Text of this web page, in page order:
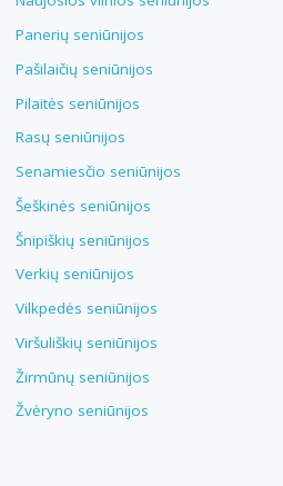
Panerių seniūnijos
Pašilaičių seniūnijos
Pilaitės seniūnijos
Rasų seniūnijos
Senamiesčio seniūnijos
Šeškinės seniūnijos
Šnipiškių seniūnijos
Verkių seniūnijos
Vilkpedės seniūnijos
Viršuliškių seniūnijos
Žirmūnų seniūnijos
Žvėryno seniūnijos